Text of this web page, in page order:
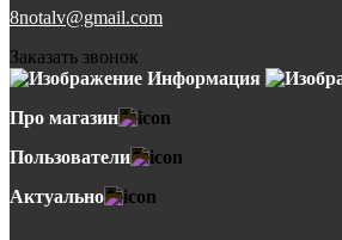
8notalv@gmail.com
Заказать звонок
Информация
Про магазин
Пользователи
Актуально